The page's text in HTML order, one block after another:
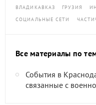
ВЛАДИКАВКАЗ ГРУЗИЯ
СОЦИАЛЬНЫЕ СЕТИ
Все материалы по
События в
связанные с